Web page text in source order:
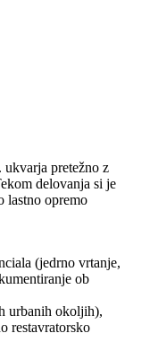
pretežno z
delovanja si je
lastno opremo
(jedrno vrtanje,
ob
urbanih okoljih),
restavratorsko